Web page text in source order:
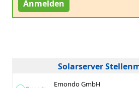
Anmelden
Solarserver